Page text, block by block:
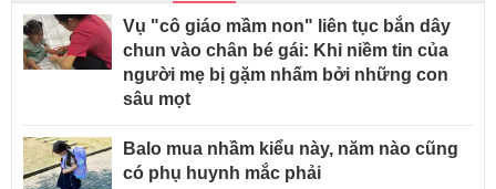
Vụ "cô giáo mầm non" liên tục bắn dây
chun vào chân bé gái: Khi niềm tin của
người mẹ bị gặm nhấm bởi những con
sâu mọt
Balo mua nhầm kiểu này, năm nào cũng
có phụ huynh mắc phải